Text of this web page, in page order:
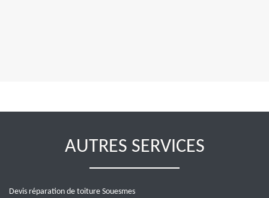
AUTRES SERVICES
Devis réparation de toiture Souesmes